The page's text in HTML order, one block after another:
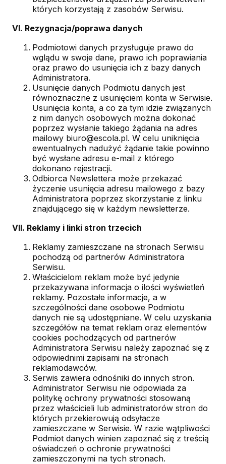
których korzystają z zasobów Serwisu.
VI. Rezygnacja/poprawa danych
Podmiotowi danych przysługuje prawo do
wglądu w swoje dane, prawo ich poprawiania
oraz prawo do usunięcia ich z bazy danych
Administratora.
Usunięcie danych Podmiotu danych jest
równoznaczne z usunięciem konta w Serwisie.
Usunięcia konta, a co za tym idzie związanych
z nim danych osobowych można dokonać
poprzez wysłanie takiego żądania na adres
mailowy biuro@escola.pl. W celu uniknięcia
ewentualnych nadużyć żądanie takie powinno
być wysłane adresu e-mail z którego
dokonano rejestracji.
Odbiorca Newslettera może przekazać
życzenie usunięcia adresu mailowego z bazy
Administratora poprzez skorzystanie z linku
znajdującego się w każdym newsletterze.
VII. Reklamy i linki stron trzecich
Reklamy zamieszczane na stronach Serwisu
pochodzą od partnerów Administratora
Serwisu.
Właścicielom reklam może być jedynie
przekazywana informacja o ilości wyświetleń
reklamy. Pozostałe informacje, a w
szczególności dane osobowe Podmiotu
danych nie są udostępniane. W celu uzyskania
szczegółów na temat reklam oraz elementów
cookies pochodzących od partnerów
Administratora Serwisu należy zapoznać się z
odpowiednimi zapisami na stronach
reklamodawców.
Serwis zawiera odnośniki do innych stron.
Administrator Serwisu nie odpowiada za
politykę ochrony prywatności stosowaną
przez właścicieli lub administratorów stron do
których przekierowują odsyłacze
zamieszczane w Serwisie. W razie wątpliwości
Podmiot danych winien zapoznać się z treścią
oświadczeń o ochronie prywatności
zamieszczonymi na tych stronach.